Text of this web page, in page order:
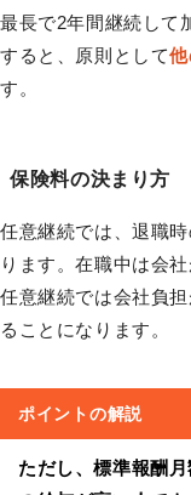
最長で2年間継続して
すると、原則として
す。
保険料の決まり方
任意継続では、退職
ります。在職中は会
任意継続では会社負担
ることになります。
ポイントの解説
ただし、標準報酬